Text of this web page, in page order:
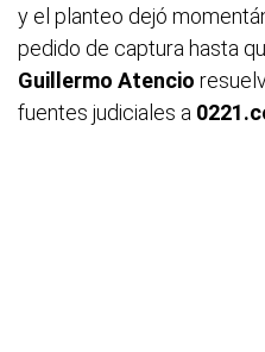
y el planteo dejó
pedido de captura hasta
Guillermo Atencio
fuentes judiciales a